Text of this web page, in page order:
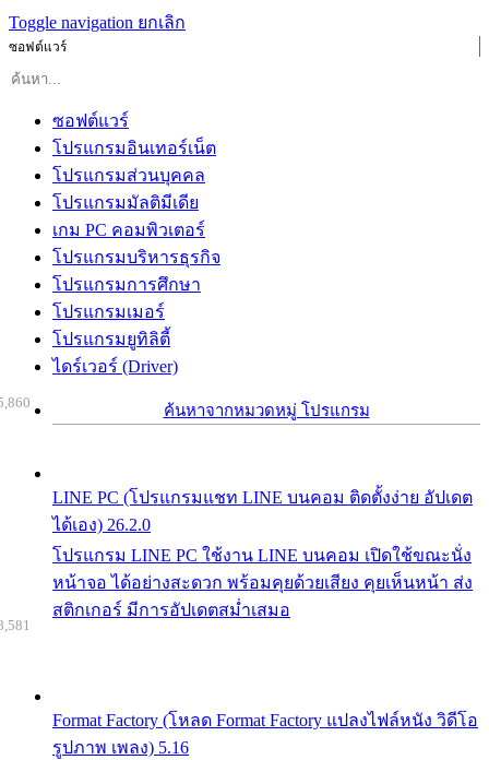
Toggle navigation ยกเลิก
ซอฟต์แวร์
ซอฟต์แวร์
โปรแกรมอินเทอร์เน็ต
โปรแกรมส่วนบุคคล
โปรแกรมมัลติมีเดีย
เกม PC คอมพิวเตอร์
โปรแกรมบริหารธุรกิจ
โปรแกรมการศึกษา
โปรแกรมเมอร์
โปรแกรมยูทิลิตี้
ไดร์เวอร์ (Driver)
ค้นหาจากหมวดหมู่ โปรแกรม
LINE PC (โปรแกรมแชท LINE บนคอม ติดตั้งง่าย อัปเดต
ได้เอง) 26.2.0
โปรแกรม LINE PC ใช้งาน LINE บนคอม เปิดใช้ขณะนั่ง
หน้าจอ ได้อย่างสะดวก พร้อมคุยด้วยเสียง คุยเห็นหน้า ส่ง
สติกเกอร์ มีการอัปเดตสม่ำเสมอ
Format Factory (โหลด Format Factory แปลงไฟล์หนัง วิดีโอ
รูปภาพ เพลง) 5.16